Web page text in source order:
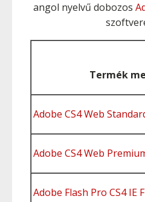
angol nyelvű dobozos
Termék
Adobe CS4 Web
Adobe CS4 Web
Adobe Flash Pro CS4 IE